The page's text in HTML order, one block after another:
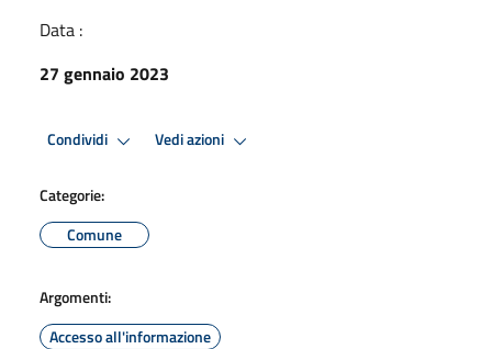
Data :
27 gennaio 2023
Condividi Vedi azioni
Categorie:
Comune
Argomenti:
Accesso all'informazione